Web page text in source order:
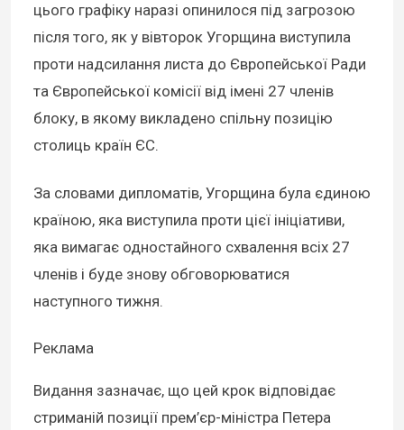
цього графіку наразі опинилося під загрозою
після того, як у вівторок Угорщина виступила
проти надсилання листа до Європейської Ради
та Європейської комісії від імені 27 членів
блоку, в якому викладено спільну позицію
столиць країн ЄС.
За словами дипломатів, Угорщина була єдиною
країною, яка виступила проти цієї ініціативи,
яка вимагає одностайного схвалення всіх 27
членів і буде знову обговорюватися
наступного тижня.
Реклама
Видання зазначає, що цей крок відповідає
стриманій позиції прем’єр-міністра Петера